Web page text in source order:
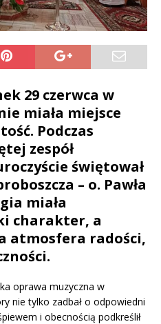
29 czerwca w
miała miejsce
Podczas
zespół
świętował
– o. Pawła
miała
charakter, a
atmosfera radości,
oprawa muzyczna w
nie tylko zadbał o odpowiedni
i obecnością podkreślił